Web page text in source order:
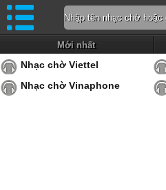
Mới nhất
Nhạc chờ Viettel
Nhạc chờ Vinaphone